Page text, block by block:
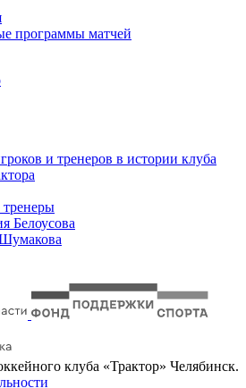
программы матчей
и тренеров в истории клуба
тренеры
Белоусова
клуба «Трактор» Челябинск.